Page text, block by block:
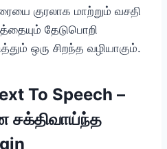
குரலாக மாற்றும் வசதி
தேடுபொறி
ஒரு சிறந்த வழியாகும்.
To Speech –
சக்திவாய்ந்த